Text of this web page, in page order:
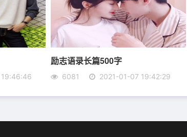
一针;人还犯我，斩草除根。
事拍胸膛 一人傲骨把名扬 经典语录我称王
他了解太少，没有时间与他相处在一起。当有
励志语录长篇500字
6081 2021-01-07 19:42:29